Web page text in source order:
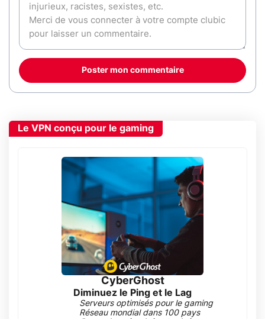
Poster mon commentaire
Le VPN conçu pour le gaming
CyberGhost
Diminuez le Ping et le Lag
Serveurs optimisés pour le gaming
Réseau mondial dans 100 pays